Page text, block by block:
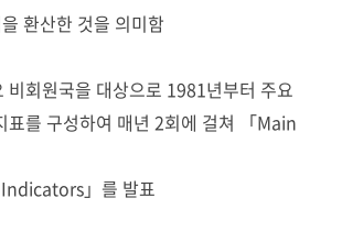
환산한 것을 의미함
비회원국을 대상으로 1981년부터 주요
표를 구성하여 매년 2회에 걸쳐 「Main
」를 발표